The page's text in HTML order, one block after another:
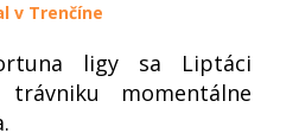
v Trenčíne
ligy sa Liptáci
momentálne